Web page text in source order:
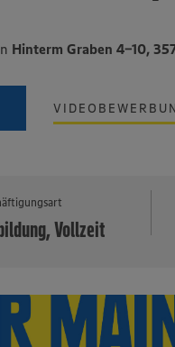
Hinterm Graben 4-10,
Vollzeit